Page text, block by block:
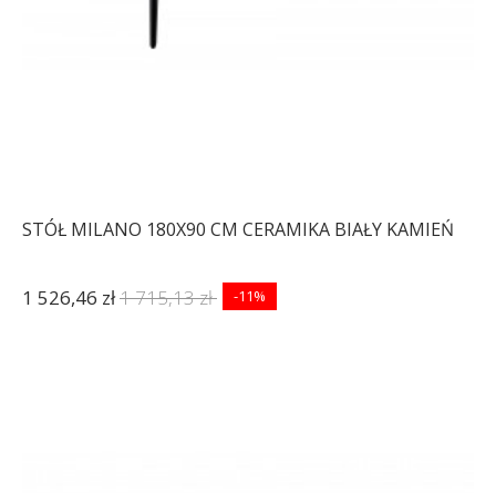
STÓŁ MILANO 180X90 CM CERAMIKA BIAŁY KAMIEŃ
1 526,46 zł1 715,13 zł -11%